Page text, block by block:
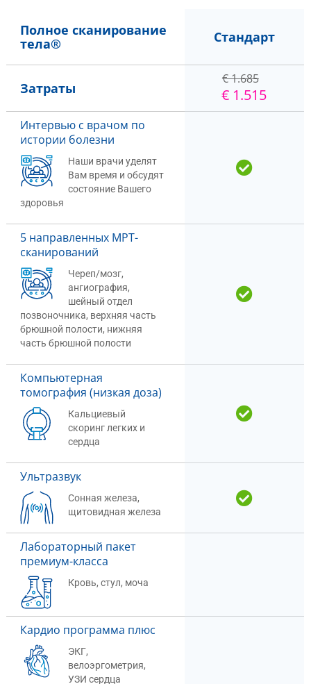
Полное сканирование
тела®
Стандарт
Затраты
€ 1.685
€ 1.515
Интервью с врачом по
истории болезни
Наши врачи уделят
Вам время и обсудят
состояние Вашего
здоровья
5 направленных МРТ-
сканирований
Череп/мозг,
ангиография,
шейный отдел
позвоночника, верхняя часть
брюшной полости, нижняя
часть брюшной полости
Компьютерная
томография (низкая доза)
Кальциевый
скоринг легких и
сердца
Ультразвук
Сонная железа,
щитовидная железа
Лабораторный пакет
премиум-класса
Кровь, стул, моча
Кардио программа плюс
ЭКГ,
велоэргометрия,
УЗИ сердца